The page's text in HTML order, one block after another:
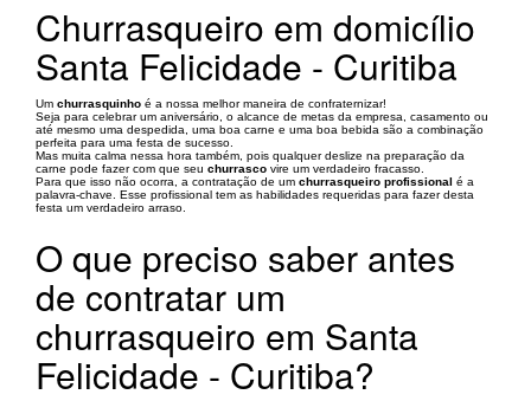
Churrasqueiro em domicílio
Santa Felicidade - Curitiba
Um churrasquinho é a nossa melhor maneira de confraternizar!
Seja para celebrar um aniversário, o alcance de metas da empresa, casamento ou
até mesmo uma despedida, uma boa carne e uma boa bebida são a combinação
perfeita para uma festa de sucesso.
Mas muita calma nessa hora também, pois qualquer deslize na preparação da
carne pode fazer com que seu churrasco vire um verdadeiro fracasso.
Para que isso não ocorra, a contratação de um churrasqueiro profissional é a
palavra-chave. Esse profissional tem as habilidades requeridas para fazer desta
festa um verdadeiro arraso.
O que preciso saber antes
de contratar um
churrasqueiro em Santa
Felicidade - Curitiba?